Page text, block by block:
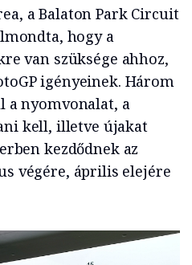
a Balaton Park Circuit
hogy a
van szüksége ahhoz,
igényeinek. Három
a nyomvonalat, a
kell, illetve újakat
kezdődnek az
végére, április elejére